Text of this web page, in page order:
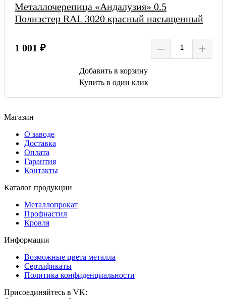
Металлочерепица «Андалузия» 0.5
Полиэстер RAL 3020 красный насыщенный
1 001 ₽ – +
Добавить в корзину
Купить в один клик
Магазин
О заводе
Доставка
Оплата
Гарантия
Контакты
Каталог продукции
Металлопрокат
Профнастил
Кровля
Информация
Возможные цвета металла
Сертификаты
Политика конфиденциальности
Присоединяйтесь в VK: